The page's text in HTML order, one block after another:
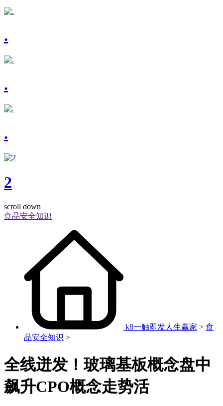
.
.
.
2
scroll down
食品安全知识
k8一触即发人生赢家 > 食
品安全知识 >
全线迸发！玻璃基板概念盘中
飙升CPO概念走势活